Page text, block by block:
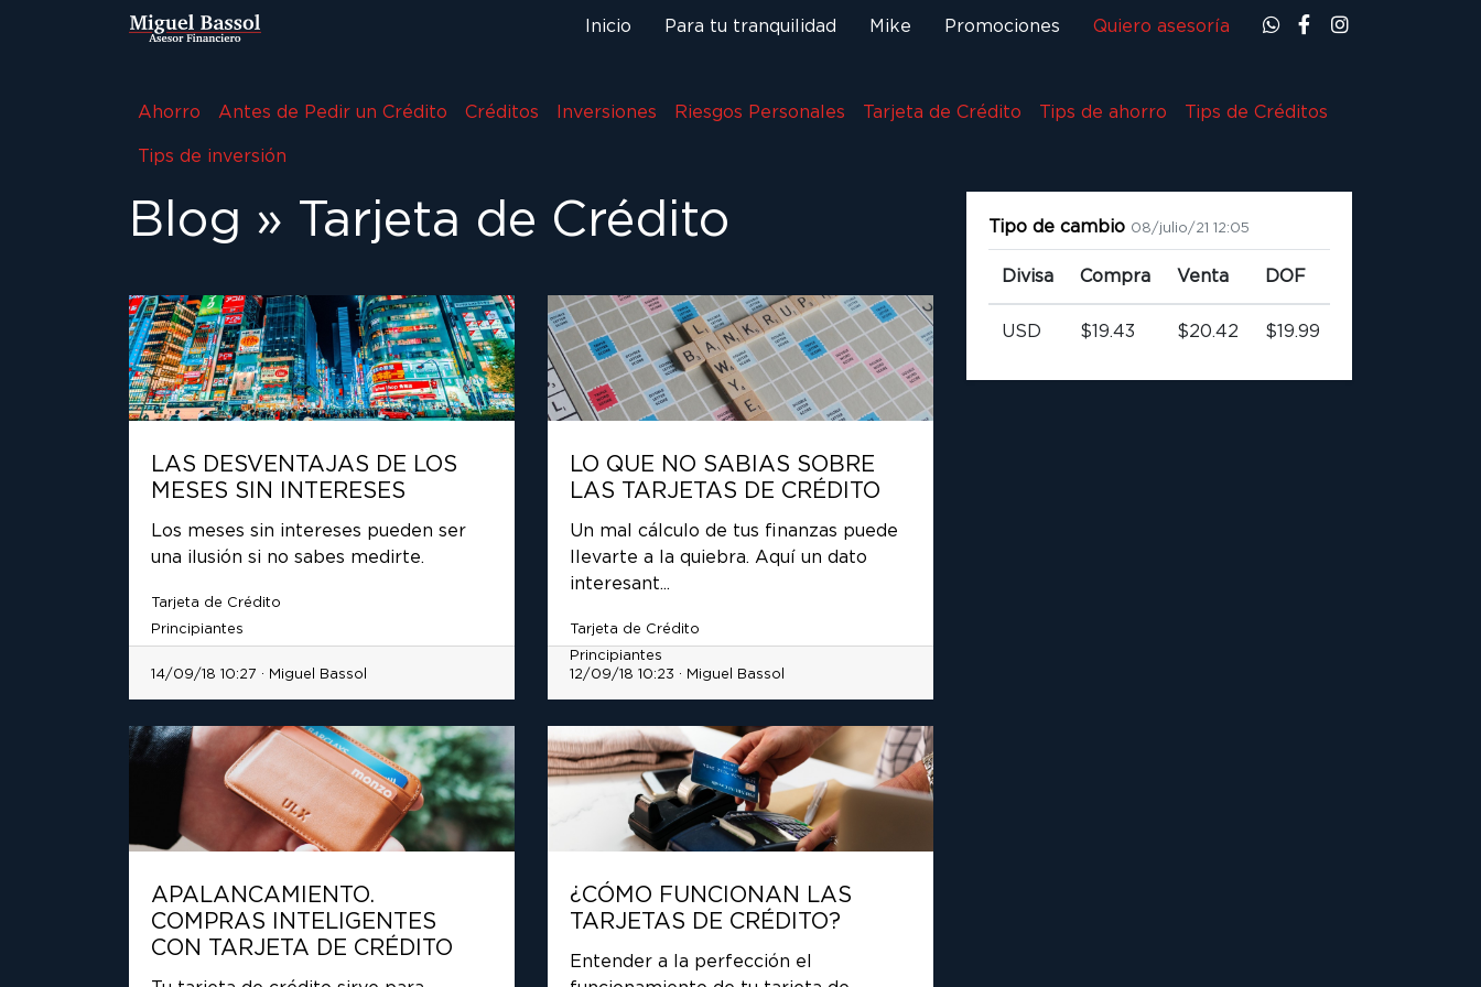
Inicio Para tu tranquilidad Mike Promociones Quiero asesoría
Ahorro Antes de Pedir un Crédito Créditos Inversiones Riesgos Personales Tarjeta de Crédito Tips de ahorro Tips de Créditos
Tips de inversión
Blog » Tarjeta de Crédito
LAS DESVENTAJAS DE LOS
MESES SIN INTERESES
Los meses sin intereses pueden ser
una ilusión si no sabes medirte.
Tarjeta de Crédito
Principiantes
14/09/18 10:27 · Miguel Bassol
LO QUE NO SABIAS SOBRE
LAS TARJETAS DE CRÉDITO
Un mal cálculo de tus finanzas puede
llevarte a la quiebra. Aquí un dato
interesant...
Tarjeta de Crédito
Principiantes
12/09/18 10:23 · Miguel Bassol
APALANCAMIENTO.
COMPRAS INTELIGENTES
CON TARJETA DE CRÉDITO
¿CÓMO FUNCIONAN LAS
TARJETAS DE CRÉDITO?
Entender a la perfección el
Tipo de cambio 08/julio/21 12:05
Divisa Compra Venta DOF
USD $19.43 $20.42 $19.99